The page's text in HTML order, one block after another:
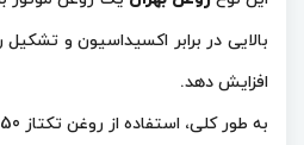
بالایی در برابر اکسیداسیون و
افزایش دهد.
به طور کلی، استفاده از روغن تکتاز 20/50 بهران می‌تواند باعث بهبود عملکرد خودرو و کاهش هزینه‌های نگهداری و تعمیرات آن شود.